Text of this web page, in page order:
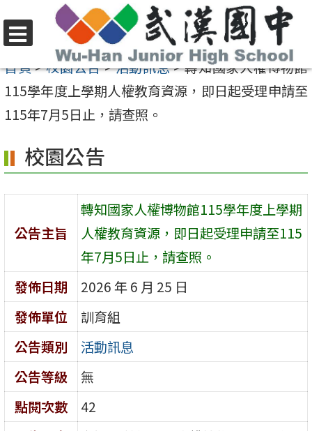
至
要
內
區
選
單
首頁>校園公告>活動訊息>轉知國家人權博物館
115學年度上學期人權教育資源，即日起受理申請至
115年7月5日止，請查照。
校園公告
公告主旨
轉知國家人權博物館115學年度上學期
人權教育資源，即日起受理申請至115
年7月5日止，請查照。
發佈日期
2026 年 6 月 25 日
發佈單位
訓育組
公告類別
活動訊息
公告等級
無
點閱次數
42